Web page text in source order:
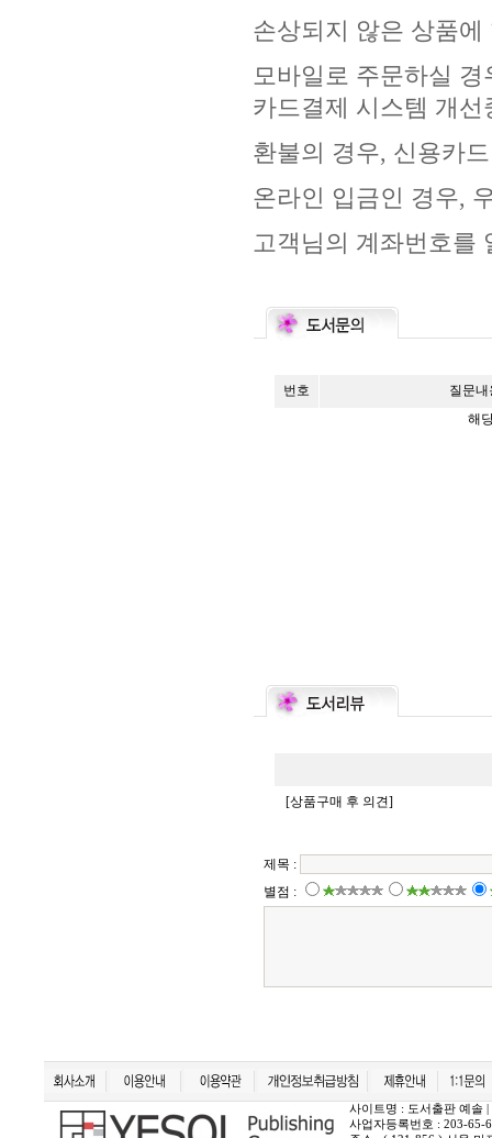
손상되지 않은 상품
모바일로 주문하실
카드결제 시스템 개선
환불의 경우, 신용카
온라인 입금인 경우,
고객님의 계좌번호를
사이트명 : 도서출판 예솔
사업자등록번호 : 203-65-